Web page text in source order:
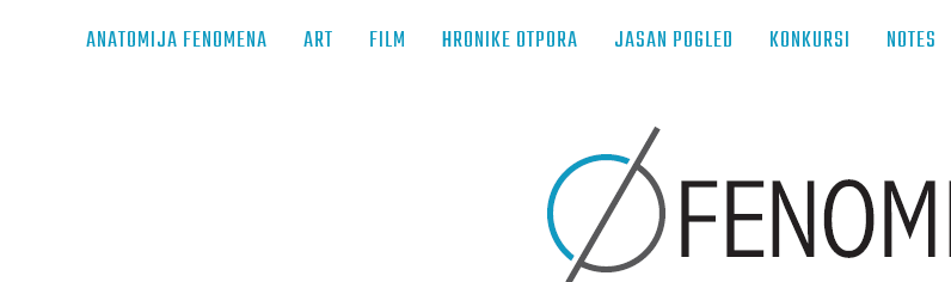
ANATOMIJA FENOMENA ART FILM HRONIKE OTPORA JASAN POGLED KONKURSI NOTES